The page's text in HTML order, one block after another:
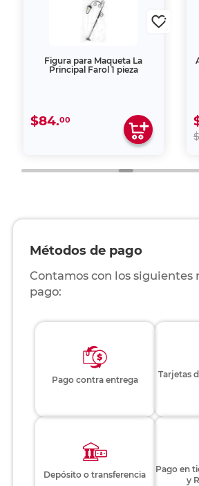
Figura para Maqueta La
Principal Farol 1 pieza
$84.00
Métodos de pago
Contamos con los siguientes
pago:
Pago contra entrega
Tarjetas
Depósito o transferencia
Pago en
y